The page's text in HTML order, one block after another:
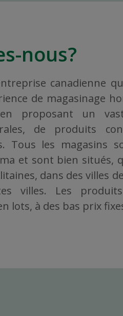
nous?
canadienne
de magasinage
proposant un
de produits
Tous les magasins
et sont bien situés,
dans des villes
villes. Les
lots, à des bas prix